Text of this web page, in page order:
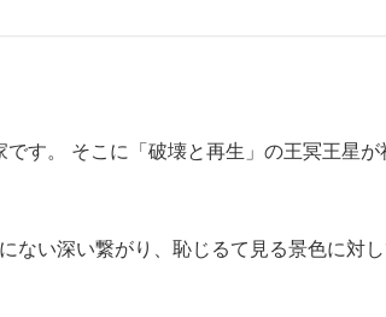
す。 そこに「破壊と再生」の王冥王星が
ない深い繋がり、恥じるて見る景色に対